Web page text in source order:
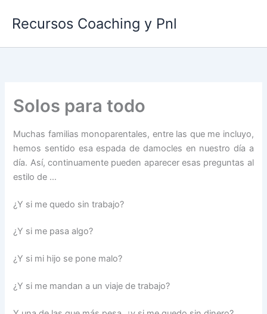
Recursos Coaching y Pnl
Solos para todo
Muchas familias monoparentales, entre las que me incluyo,
hemos sentido esa espada de damocles en nuestro día a
día. Así, continuamente pueden aparecer esas preguntas al
estilo de …
¿Y si me quedo sin trabajo?
¿Y si me pasa algo?
¿Y si mi hijo se pone malo?
¿Y si me mandan a un viaje de trabajo?